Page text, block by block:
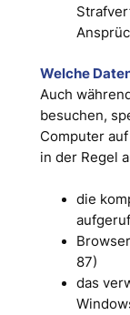
Welche
Auch
besuchen,
Computer
in der Regel
die
87)
das